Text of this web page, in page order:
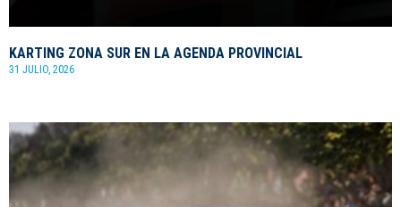
KARTING ZONA SUR EN LA AGENDA PROVINCIAL
31 JULIO, 2026